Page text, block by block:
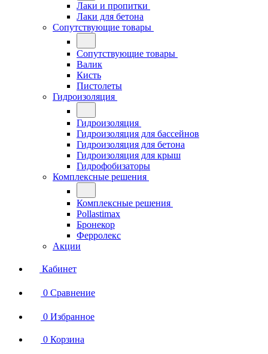
Лаки и пропитки
Лаки для бетона
Сопутствующие товары
Сопутствующие товары
Валик
Кисть
Пистолеты
Гидроизоляция
Гидроизоляция
Гидроизоляция для бассейнов
Гидроизоляция для бетона
Гидроизоляция для крыш
Гидрофобизаторы
Комплексные решения
Комплексные решения
Pollastimax
Бронекор
Ферролекс
Акции
Кабинет
0 Сравнение
0 Избранное
0 Корзина